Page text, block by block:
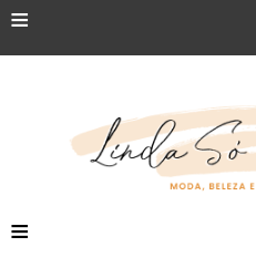
≡
≡